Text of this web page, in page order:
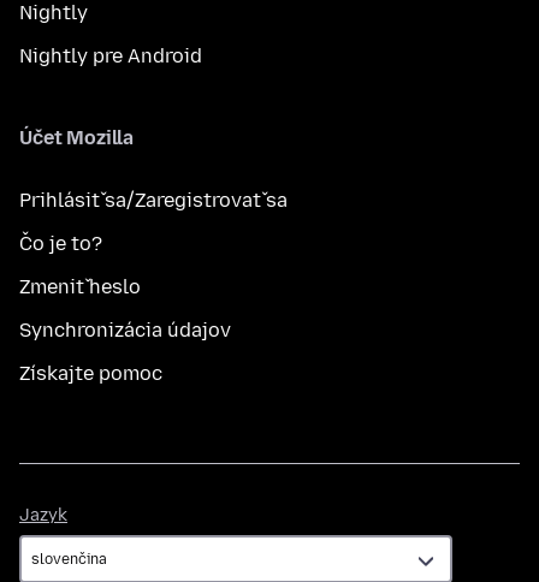
Nightly
Nightly pre Android
Účet Mozilla
Prihlásiť sa/Zaregistrovať sa
Čo je to?
Zmeniť heslo
Synchronizácia údajov
Získajte pomoc
Jazyk